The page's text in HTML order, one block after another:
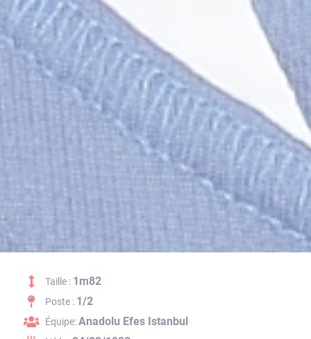
Taille : 1m82
Poste : 1/2
Équipe:Anadolu Efes Istanbul